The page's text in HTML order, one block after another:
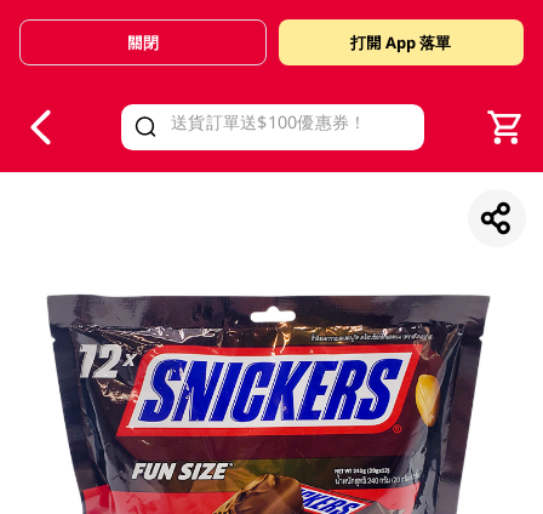
Valid Until 30 June 2026
關閉 打開 App 落單